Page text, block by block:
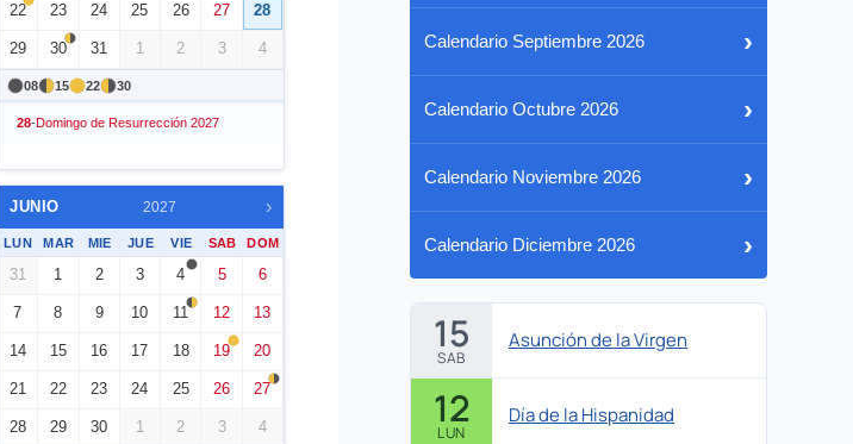
22 23 24 25 26 27 28
29 30 31 1 2 3 4
08 15 22 30
28-Domingo de Resurrección 2027
JUNIO 2027 ›
LUN MAR MIE JUE VIE SAB DOM
31 1 2 3 4 5 6
7 8 9 10 11 12 13
14 15 16 17 18 19 20
21 22 23 24 25 26 27
28 29 30 1 2 3 4
Calendario Septiembre 2026 ›
Calendario Octubre 2026 ›
Calendario Noviembre 2026 ›
Calendario Diciembre 2026 ›
15
SAB
Asunción de la Virgen
12
LUN
Día de la Hispanidad